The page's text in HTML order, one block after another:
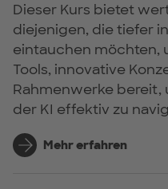
Dieser Kurs bietet
diejenigen, die tiefer
eintauchen möchten,
Tools, innovative
Rahmenwerke bereit,
der KI effektiv zu
Mehr erfahren